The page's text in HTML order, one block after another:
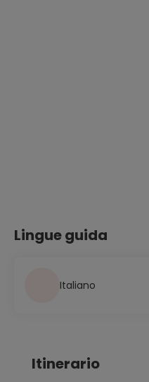
Lingue guida
Italiano
Itinerario